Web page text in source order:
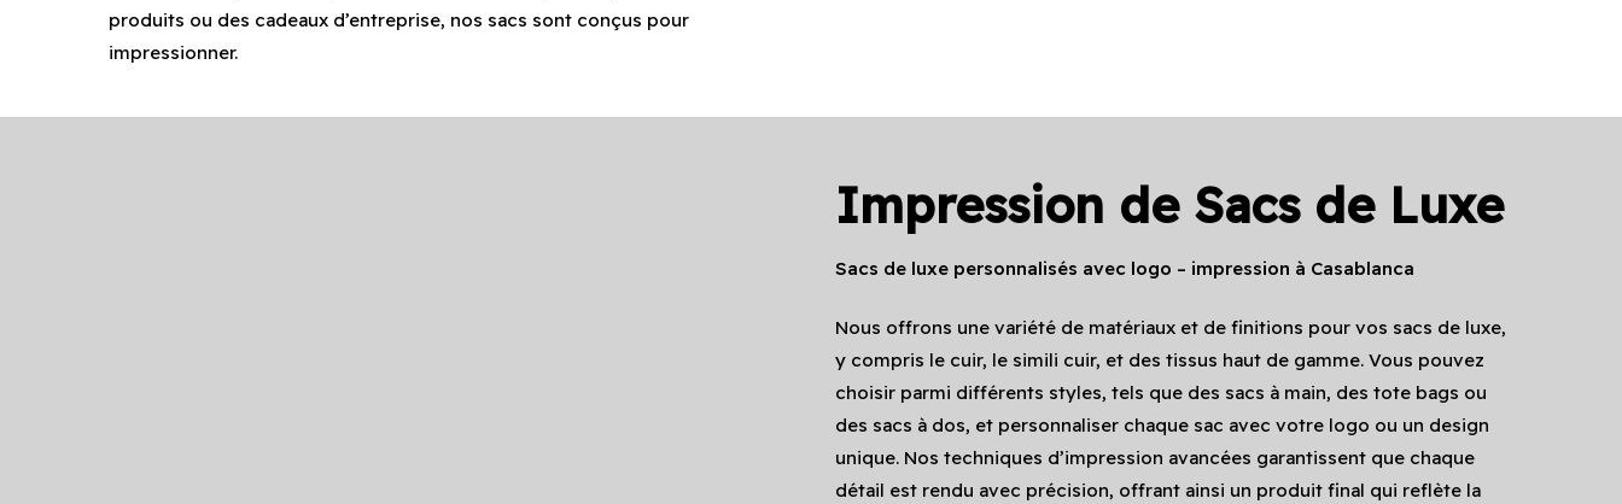
produits ou des cadeaux d’entreprise, nos sacs sont conçus pour
impressionner.
Impression de Sacs de Luxe
Sacs de luxe personnalisés avec logo – impression à Casablanca
Nous offrons une variété de matériaux et de finitions pour vos sacs de luxe,
y compris le cuir, le simili cuir, et des tissus haut de gamme. Vous pouvez
choisir parmi différents styles, tels que des sacs à main, des tote bags ou
des sacs à dos, et personnaliser chaque sac avec votre logo ou un design
unique. Nos techniques d’impression avancées garantissent que chaque
détail est rendu avec précision, offrant ainsi un produit final qui reflète la